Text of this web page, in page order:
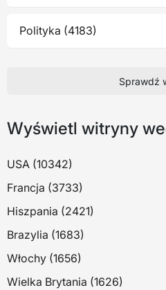
Polityka (4183)
Sprawdź
Wyświetl witryny
USA (10342)
Francja (3733)
Hiszpania (2421)
Brazylia (1683)
Włochy (1656)
Wielka Brytania (1626)